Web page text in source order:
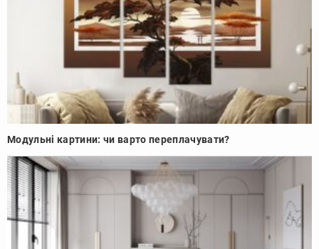
Модульні картини: чи варто переплачувати?